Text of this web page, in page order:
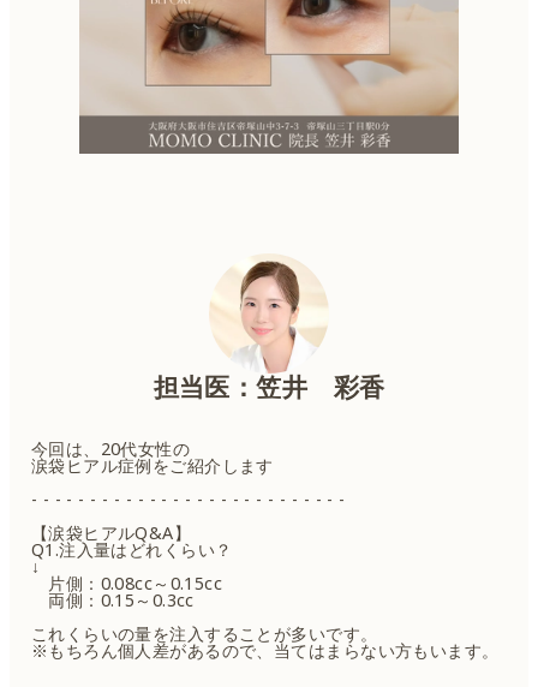
担当医：笠井 彩香
今回は、20代女性の
涙袋ヒアル症例をご紹介します
- - - - - - - - - - - - - - - - - - - - - - - - - - -
【涙袋ヒアルQ&A】
Q1.注入量はどれくらい？
↓
片側：0.08cc～0.15cc
両側：0.15～0.3cc
これくらいの量を注入することが多いです。
※もちろん個人差があるので、当てはまらない方もいます。